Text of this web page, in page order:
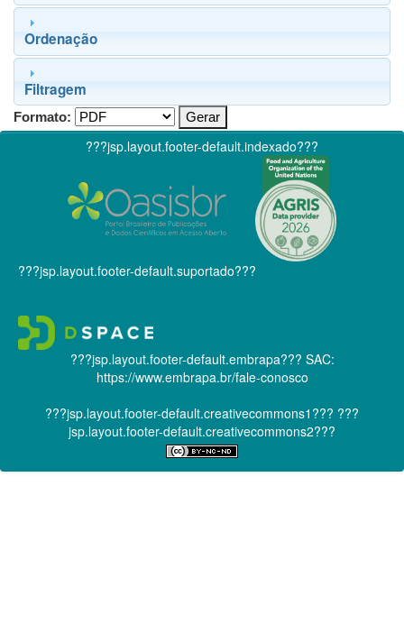
Ordenação
Filtragem
Formato:
???jsp.layout.footer-default.indexado???
???jsp.layout.footer-default.suportado???
???jsp.layout.footer-default.embrapa??? SAC:
https://www.embrapa.br/fale-conosco
???jsp.layout.footer-default.creativecommons1??? ???
jsp.layout.footer-default.creativecommons2???